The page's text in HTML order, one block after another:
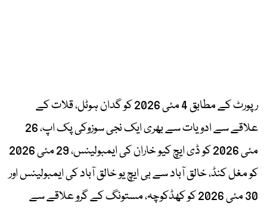
رپورٹ کے مطابق 4 مئی 2026 کو گدان ہوٹل، قلات کے
علاقے سے ادویات سے بھری ایک نجی سوزوکی پک اپ، 26
مئی 2026 کو ڈی ایچ کیو خاران کی ایمبولینس، 29 مئی 2026
کو مغل کنڈ، خالق آباد سے بی ایچ یو خالق آباد کی ایمبولینس اور
30 مئی 2026 کو کھڈکوچہ، مستونگ کے گرو علاقے سے